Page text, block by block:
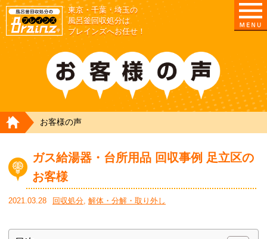
東京/埼玉/千葉/神奈川の 風呂釜撤去・取外し・処分
東京・千葉・埼玉の
風呂釜回収処分は
ブレインズへお任せ！
HOME
お客様の声
ガス給湯器・台所用品 回収事例 足立区の
お客様
2021.03.28 回収処分, 解体・分解・取り外し